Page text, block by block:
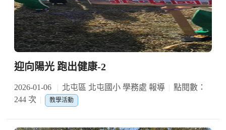
迎向陽光 跑出健康-2
2026-01-06 北屯區 北屯國小 學務處 報導
點閱數：
244 次
教學活動